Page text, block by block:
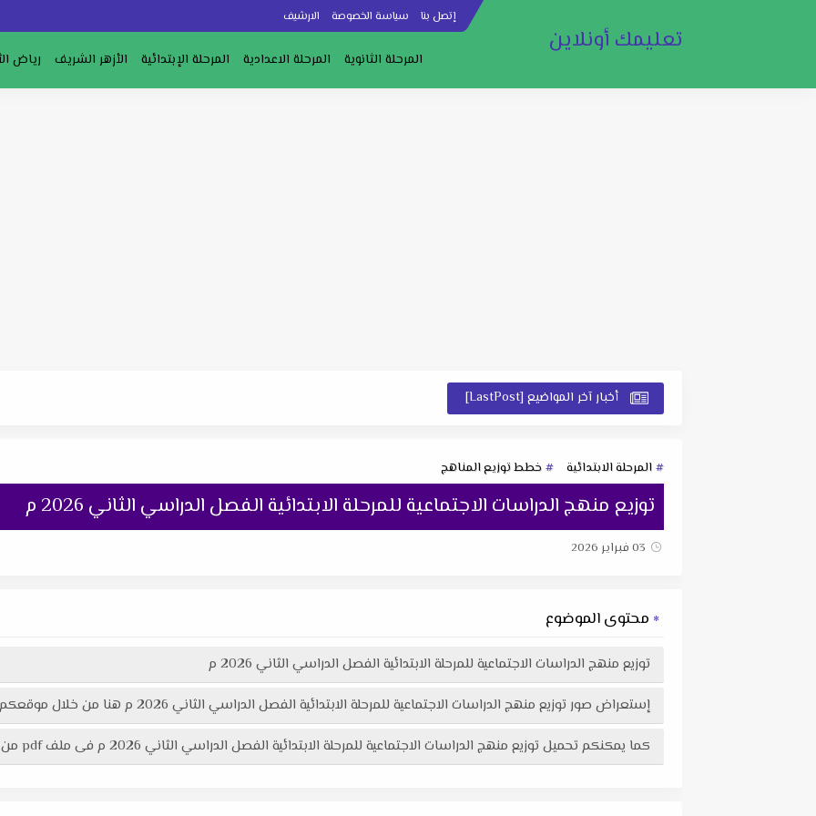
إتصل بنا سياسة الخصوصة الارشيف
تعليمك أونلاين
المرحلة الثانوية المرحلة الاعدادية المرحلة الإبتدائية الأزهر الشريف رياض
أخبار آخر المواضيع [LastPost]
المرحلة الابتدائية خطط توزيع المناهج
توزيع منهج الدراسات الاجتماعية للمرحلة الابتدائية الفصل الدراسي الثاني 2026 م
03 فبراير 2026
محتوى الموضوع
توزيع منهج الدراسات الاجتماعية للمرحلة الابتدائية الفصل الدراسي الثاني 2026 م
إستعراض صور توزيع منهج الدراسات الاجتماعية للمرحلة الابتدائية الفصل الدراسي الثاني 2026 م هنا من خلال موقعكم "تعليمك أونلاين"
كما يمكنكم تحميل توزيع منهج الدراسات الاجتماعية للمرحلة الابتدائية الفصل الدراسي الثاني 2026 م فى ملف pdf من خلال موقعكم "تعليمك أونلاين"